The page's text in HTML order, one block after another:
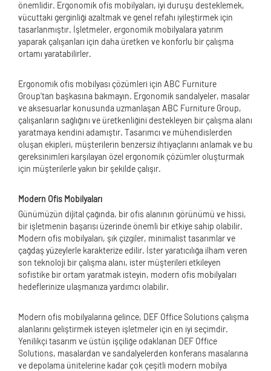
önemlidir. Ergonomik ofis mobilyaları, iyi duruşu desteklemek,
vücuttaki gerginliği azaltmak ve genel refahı iyileştirmek için
tasarlanmıştır. İşletmeler, ergonomik mobilyalara yatırım
yaparak çalışanları için daha üretken ve konforlu bir çalışma
ortamı yaratabilirler.
Ergonomik ofis mobilyası çözümleri için ABC Furniture
Group'tan başkasına bakmayın. Ergonomik sandalyeler, masalar
ve aksesuarlar konusunda uzmanlaşan ABC Furniture Group,
çalışanların sağlığını ve üretkenliğini destekleyen bir çalışma alanı
yaratmaya kendini adamıştır. Tasarımcı ve mühendislerden
oluşan ekipleri, müşterilerin benzersiz ihtiyaçlarını anlamak ve bu
gereksinimleri karşılayan özel ergonomik çözümler oluşturmak
için müşterilerle yakın bir şekilde çalışır.
Modern Ofis Mobilyaları
Günümüzün dijital çağında, bir ofis alanının görünümü ve hissi,
bir işletmenin başarısı üzerinde önemli bir etkiye sahip olabilir.
Modern ofis mobilyaları, şık çizgiler, minimalist tasarımlar ve
çağdaş yüzeylerle karakterize edilir. İster yaratıcılığa ilham veren
son teknoloji bir çalışma alanı, ister müşterileri etkileyen
sofistike bir ortam yaratmak isteyin, modern ofis mobilyaları
hedeflerinize ulaşmanıza yardımcı olabilir.
Modern ofis mobilyalarına gelince, DEF Office Solutions çalışma
alanlarını geliştirmek isteyen işletmeler için en iyi seçimdir.
Yenilikçi tasarım ve üstün işçiliğe odaklanan DEF Office
Solutions, masalardan ve sandalyelerden konferans masalarına
ve depolama ünitelerine kadar çok çeşitli modern mobilya